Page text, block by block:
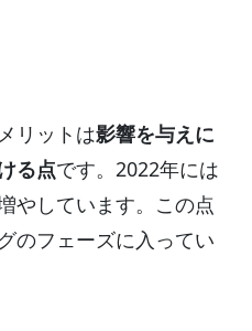
リットは影響を与えに
る点です。2022年には
やしています。この点
のフェーズに入ってい